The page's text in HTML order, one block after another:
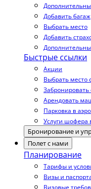
Добавить багаж
Выбрать место
Добавить
Быстрые ссылки
Акции
Выбрать место
Забронировать
Арендовать
Парковка в
Услуги шофера
Бронирование и
Полет с нами
Планирование
Тарифы и
Визы и
Визовые